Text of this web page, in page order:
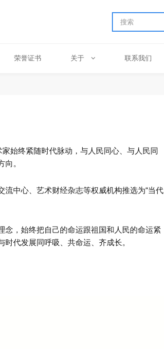
荣誉证书 关于 联系我们
始终紧随时代脉动，与人民同心、与人民同
。
流中心、艺术财经杂志等权威机构推选为“当代
念，始终把自己的命运跟祖国和人民的命运紧
代发展同呼吸、共命运、齐成长。